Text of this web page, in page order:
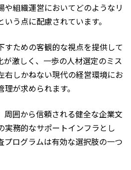
や組織運営においてどのようなリ
う点に配慮されています。
すための客観的な視点を提供して
が激しく、一歩の人材選定のミス
右しかねない現代の経営環境にお
が求められます。
周囲から信頼される健全な企業文
実務的なサポートインフラとし
プログラムは有効な選択肢の一つ